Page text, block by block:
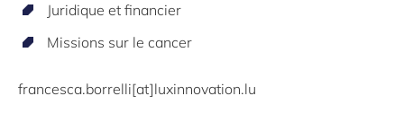
Juridique et financier
Missions sur le cancer
francesca.borrelli[at]luxinnovation.lu